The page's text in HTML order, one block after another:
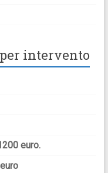
intervento
euro.